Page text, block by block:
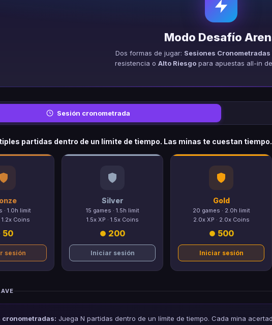
Modo Desafío
Dos formas de jugar: Sesiones Cronometradas
resistencia o Alto Riesgopara apuestas all-in
Sesión cronometrada
partidas dentro de un límite de tiempo. Las minas te cuestan tiempo.
· 1.0h limit
1.2x Coins
50
sesión
Silver
15 games · 1.5h limit
1.5x XP · 1.5x Coins
200
Iniciar sesión
Gold
20 games · 2.0h limit
2.0x XP · 2.0x Coins
500
Iniciar sesión
cronometradas: Juega N partidas dentro de un límite de tiempo. Cada mina